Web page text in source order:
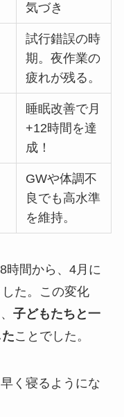
気づき
試行錯誤の時
期。夜作業の
疲れが残る。
睡眠改善で月
+12時間を達
成！
GWや体調不
良でも高水準
を維持。
時間から、4月に
た。この変化
子どもたちと一
ことでした。
く寝るようにな